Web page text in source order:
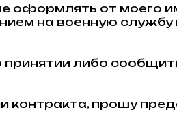
оформлять от моего
на военную службу
либо
контракта, прошу